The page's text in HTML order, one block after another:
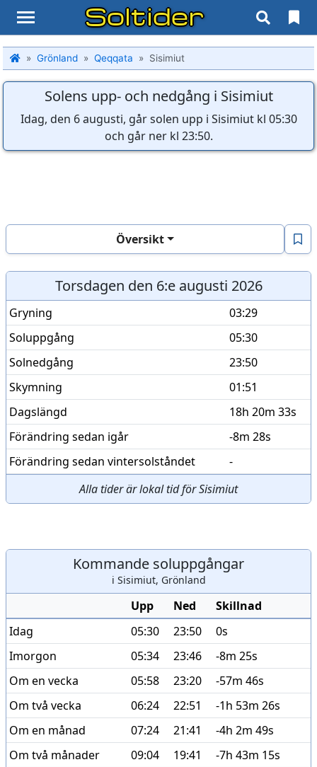
Soltider
Grönland Qeqqata Sisimiut
Solens upp- och nedgång i Sisimiut
Idag, den 6 augusti, går solen upp i Sisimiut kl 05:30
och går ner kl 23:50.
Översikt
Torsdagen den 6:e augusti 2026
Gryning
03:29
Soluppgång
05:30
Solnedgång
23:50
Skymning
01:51
Dagslängd
18h 20m 33s
Förändring sedan igår
-8m 28s
Förändring sedan vintersolståndet
-
Alla tider är lokal tid för Sisimiut
Kommande soluppgångar
i Sisimiut, Grönland
Upp Ned
Skillnad
Idag
05:30 23:50
0s
Imorgon
05:34 23:46
-8m 25s
Om en vecka
05:58 23:20
-57m 46s
Om två vecka
06:24 22:51
-1h 53m 26s
Om en månad
07:24 21:41
-4h 2m 49s
Om två månader
09:04 19:41
-7h 43m 15s